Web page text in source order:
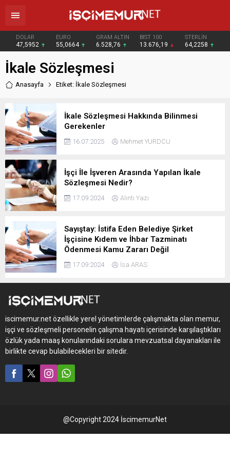
DOLAR
47,5952
EURO
55,0664
GRAM ALTIN
6.528,76
BIST 100
13.676,19
STERLİN
64,2258
İkale Sözleşmesi
Anasayfa Etiket: İkale Sözleşmesi
İkale Sözleşmesi Hakkında Bilinmesi
Gerekenler
16.07.2025 Mehmet YURDCU
İşçi İle İşveren Arasında Yapılan İkale
Sözleşmesi Nedir?
17.09.2024 Alıntı Yazı
Sayıştay: İstifa Eden Belediye Şirket
İşçisine Kıdem ve İhbar Tazminatı
Ödenmesi Kamu Zararı Değil
17.09.2024 İsa ARAS
iscimemur.net özellikle yerel yönetimlerde çalışmakta olan memur,
işçi ve sözleşmeli personelin çalışma hayatı içerisinde karşılaştıkları
özlük yada maaş konularındaki sorulara mevzuatsal dayanakları ile
birlikte cevap bulabilecekleri bir sitedir.
@Copyright 2024 İscimemurNet